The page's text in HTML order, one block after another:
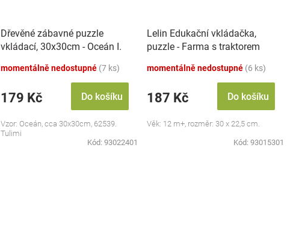
Dřevěné zábavné puzzle
vkládací, 30x30cm - Oceán I.
momentálně nedostupné (7 ks)
179 Kč Do košíku
Vzor: Oceán, cca 30x30cm, 62539.
Tulimi
Kód: 93022401
Lelin Edukační vkládačka,
puzzle - Farma s traktorem
momentálně nedostupné (6 ks)
187 Kč Do košíku
Věk: 12 m+, rozměr: 30 x 22,5 cm.
Kód: 93015301